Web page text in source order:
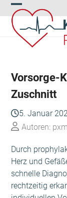
Skip
to
content
Open
mobile
menu
Close
mobile
menu
Vorsorge-
Zuschnitt
5. Januar
Autoren:
Durch
Herz und
schnelle
rechtzeitig